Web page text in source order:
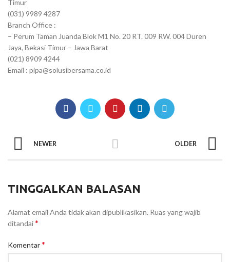
Timur
(031) 9989 4287
Branch Office :
– Perum Taman Juanda Blok M1 No. 20 RT. 009 RW. 004 Duren
Jaya, Bekasi Timur – Jawa Barat
(021) 8909 4244
Email : pipa@solusibersama.co.id
NEWER OLDER
TINGGALKAN BALASAN
Alamat email Anda tidak akan dipublikasikan. Ruas yang wajib
ditandai*
Komentar*